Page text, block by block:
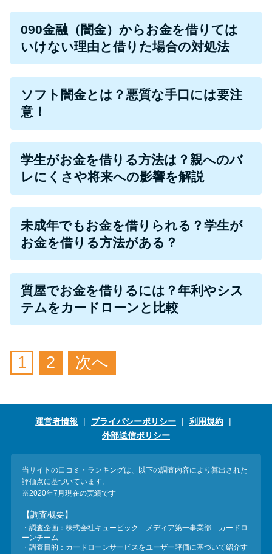
特集ページ一覧
種類や特徴で探す
無利息期間を利用して利息0円で
お金を借りる3つのポイント
種類・特徴別一覧
その他コラム
今月の家賃払えない…2ヵ月目に
は解決しないと危険な理由と対
処法3つ
家賃払えないが強制退去は避け
たい…市役所に相談より賢い方
街金とは？絶対審査通る？借金
に悩む人へ街金をおすすめしな
い理由
質屋でお金を借りるには？年利
較
090金融（闇金）からお金を借りては
いけない理由と借りた場合の対処法
ソフト闇金とは？悪質な手口には要注
意！
学生がお金を借りる方法は？親へのバ
レにくさや将来への影響を解説
未成年でもお金を借りられる？学生が
お金を借りる方法がある？
質屋でお金を借りるには？年利やシス
テムをカードローンと比較
1 2 次へ
運営者情報 プライバシーポリシー
利用規約
外部送信ポリシー
当サイトの口コミ・ランキングは、以下の調査内容により算出された
評価点に基づいています。
※2020年7月現在の実績です
【調査概要】
・調査企画：株式会社キュービック メディア第一事業部 カードロ
ーンチーム
・調査目的：カードローンサービスをユーザー評価に基づいて紹介す